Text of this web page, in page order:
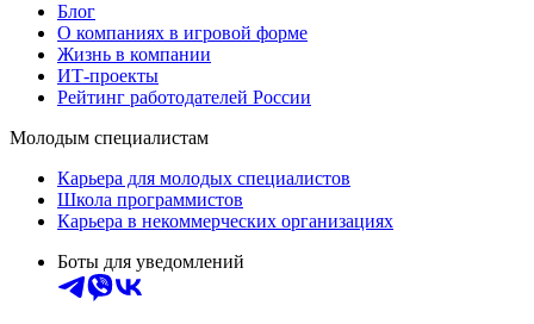
Блог
О компаниях в игровой форме
Жизнь в компании
ИТ-проекты
Рейтинг работодателей России
Молодым специалистам
Карьера для молодых специалистов
Школа программистов
Карьера в некоммерческих организациях
Боты для уведомлений